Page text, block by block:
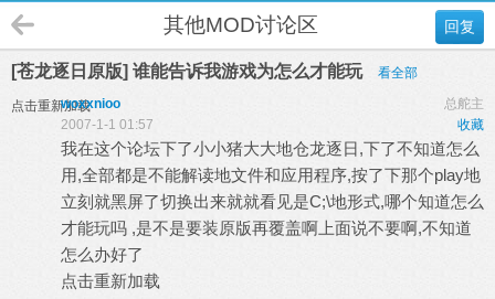
回复
其他MOD讨论区
[苍龙逐日原版] 谁能告诉我游戏为怎么才能玩 看全部
点击重新加载 总舵主
woxxnioo
收藏
2007-1-1 01:57
我在这个论坛下了小小猪大大地仓龙逐日,下了不知道怎么
用,全部都是不能解读地文件和应用程序,按了下那个play地
立刻就黑屏了切换出来就就看见是C;\地形式,哪个知道怎么
才能玩吗 ,是不是要装原版再覆盖啊上面说不要啊,不知道
怎么办好了
点击重新加载